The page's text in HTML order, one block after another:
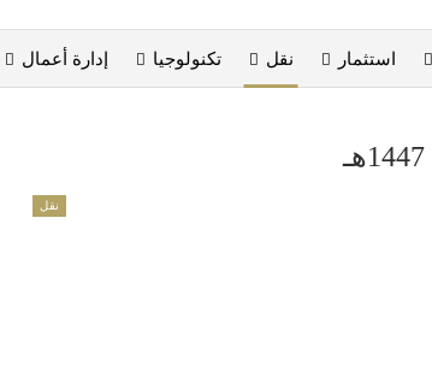
استثمار نقل تكنولوجيا إدارة أعمال
نقل